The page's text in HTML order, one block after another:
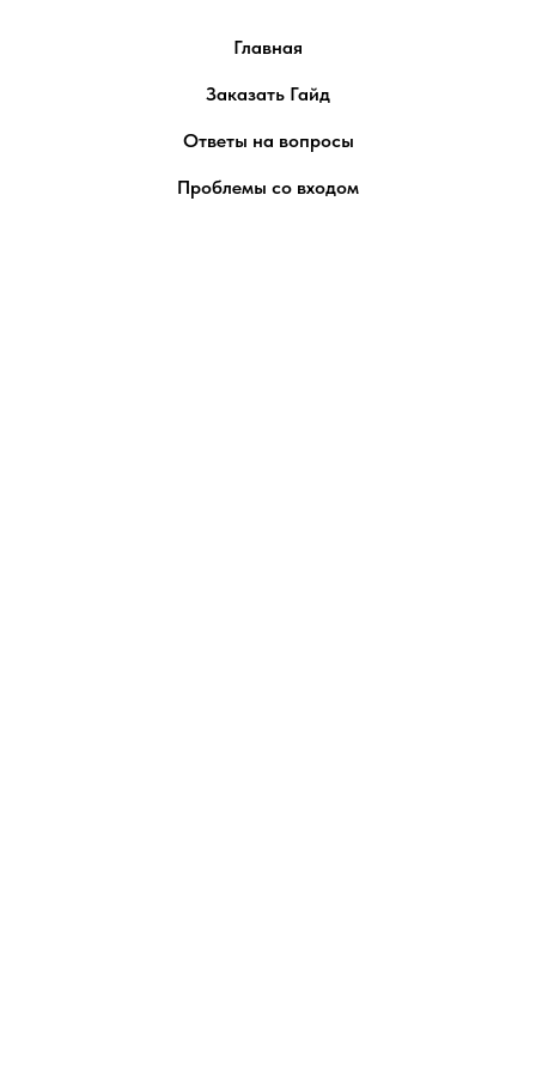
Главная
Заказать Гайд
Ответы на вопросы
Проблемы со входом